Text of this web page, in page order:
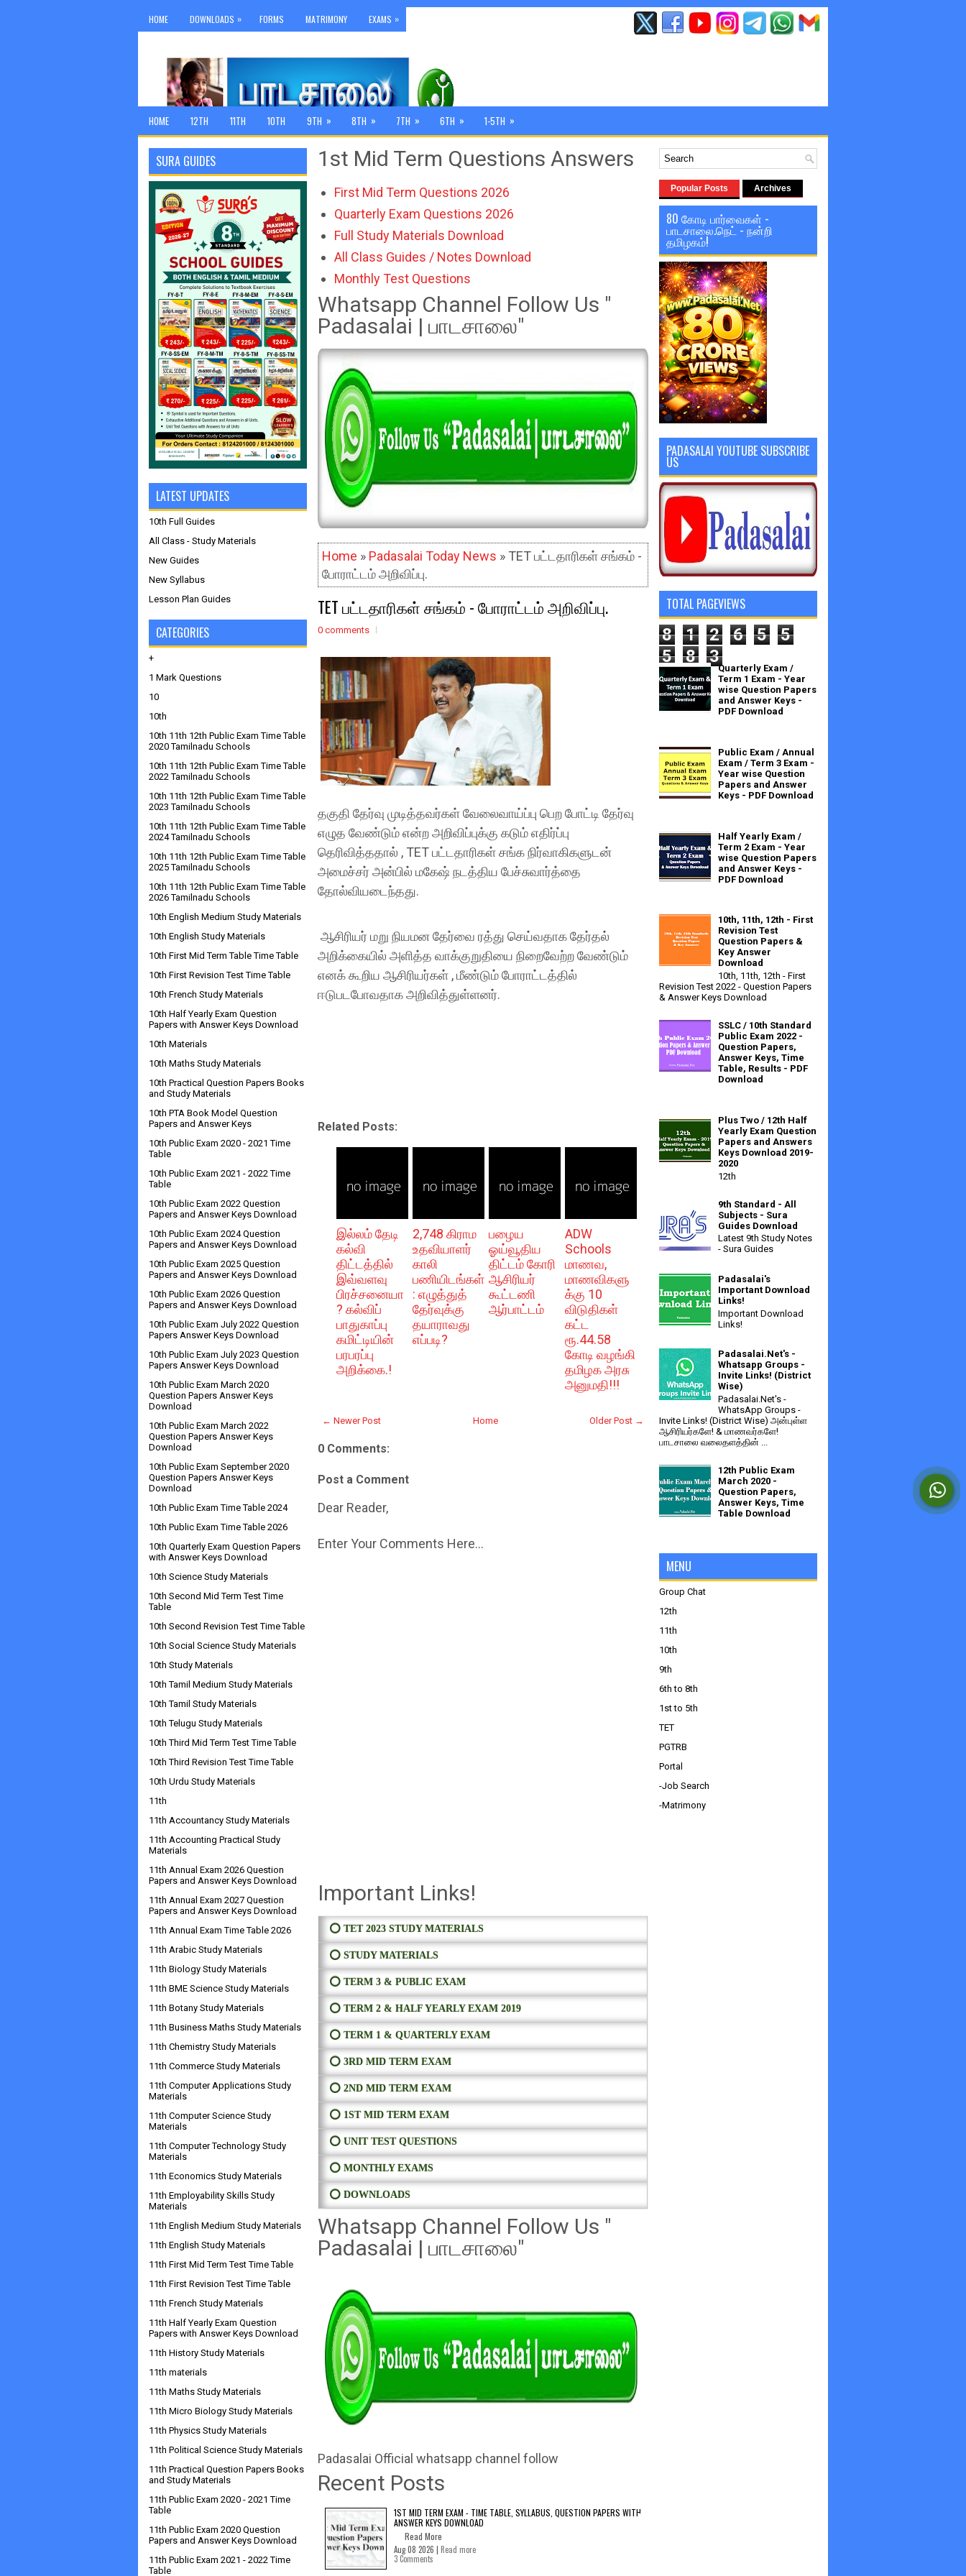
HOME DOWNLOADS » FORMS MATRIMONY EXAMS »
HOME 12TH 11TH 10TH 9TH » 8TH » 7TH » 6TH » 1-5TH »
1st Mid Term Questions Answers
First Mid Term Questions 2026
Quarterly Exam Questions 2026
Full Study Materials Download
All Class Guides / Notes Download
Monthly Test Questions
Whatsapp Channel Follow Us "
Padasalai | பாடசாலை"
Home » Padasalai Today News » TET பட்டதாரிகள் சங்கம் -
போராட்டம் அறிவிப்பு.
TET பட்டதாரிகள் சங்கம் - போராட்டம் அறிவிப்பு.
0 comments
தகுதி தேர்வு முடித்தவர்கள் வேலைவாய்ப்பு பெற போட்டி தேர்வு
எழுத வேண்டும் என்ற அறிவிப்புக்கு கடும் எதிர்ப்பு
தெரிவித்ததால் , TET பட்டதாரிகள் சங்க நிர்வாகிகளுடன்
அமைச்சர் அன்பில் மகேஷ் நடத்திய பேச்சுவார்த்தை
தோல்வியடைந்தது.
ஆசிரியர் மறு நியமன தேர்வை ரத்து செய்வதாக தேர்தல்
அறிக்கையில் அளித்த வாக்குறுதியை நிறைவேற்ற வேண்டும்
எனக் கூறிய ஆசிரியர்கள் , மீண்டும் போராட்டத்தில்
ஈடுபடபோவதாக அறிவித்துள்ளனர்.
Related Posts:
இல்லம் தேடி
கல்வி
திட்டத்தில்
இவ்வளவு
பிரச்சனையா
? கல்விப்
பாதுகாப்பு
கமிட்டியின்
பரபரப்பு
அறிக்கை.!
2,748 கிராம
உதவியாளர்
காலி
பணியிடங்கள்
: எழுத்துத்
தேர்வுக்கு
தயாராவது
எப்படி?
பழைய
ஓய்வூதிய
திட்டம் கோரி
ஆசிரியர்
கூட்டணி
ஆர்பாட்டம்
ADW
Schools
மாணவ,
மாணவிகளு
க்கு 10
விடுதிகள்
கட்ட
ரூ.44.58
கோடி வழங்கி
தமிழக அரசு
அனுமதி!!!
← Newer Post Older Post →
Home
0 Comments:
Post a Comment
Dear Reader,
Enter Your Comments Here...
Important Links!
⭕ TET 2023 STUDY MATERIALS
⭕ STUDY MATERIALS
⭕ TERM 3 & PUBLIC EXAM
⭕ TERM 2 & HALF YEARLY EXAM 2019
⭕ TERM 1 & QUARTERLY EXAM
⭕ 3RD MID TERM EXAM
⭕ 2ND MID TERM EXAM
⭕ 1ST MID TERM EXAM
⭕ UNIT TEST QUESTIONS
⭕ MONTHLY EXAMS
⭕ DOWNLOADS
Whatsapp Channel Follow Us "
Padasalai | பாடசாலை"
Padasalai Official whatsapp channel follow
Recent Posts
1ST MID TERM EXAM - TIME TABLE, SYLLABUS, QUESTION PAPERS WITH
ANSWER KEYS DOWNLOAD
Read More
Aug 08 2026 | Read more
3 Comments
SURA GUIDES
LATEST UPDATES
10th Full Guides
All Class - Study Materials
New Guides
New Syllabus
Lesson Plan Guides
CATEGORIES
+
1 Mark Questions
10
10th
10th 11th 12th Public Exam Time Table
2020 Tamilnadu Schools
10th 11th 12th Public Exam Time Table
2022 Tamilnadu Schools
10th 11th 12th Public Exam Time Table
2023 Tamilnadu Schools
10th 11th 12th Public Exam Time Table
2024 Tamilnadu Schools
10th 11th 12th Public Exam Time Table
2025 Tamilnadu Schools
10th 11th 12th Public Exam Time Table
2026 Tamilnadu Schools
10th English Medium Study Materials
10th English Study Materials
10th First Mid Term Table Time Table
10th First Revision Test Time Table
10th French Study Materials
10th Half Yearly Exam Question
Papers with Answer Keys Download
10th Materials
10th Maths Study Materials
10th Practical Question Papers Books
and Study Materials
10th PTA Book Model Question
Papers and Answer Keys
10th Public Exam 2020 - 2021 Time
Table
10th Public Exam 2021 - 2022 Time
Table
10th Public Exam 2022 Question
Papers and Answer Keys Download
10th Public Exam 2024 Question
Papers and Answer Keys Download
10th Public Exam 2025 Question
Papers and Answer Keys Download
10th Public Exam 2026 Question
Papers and Answer Keys Download
10th Public Exam July 2022 Question
Papers Answer Keys Download
10th Public Exam July 2023 Question
Papers Answer Keys Download
10th Public Exam March 2020
Question Papers Answer Keys
Download
10th Public Exam March 2022
Question Papers Answer Keys
Download
10th Public Exam September 2020
Question Papers Answer Keys
Download
10th Public Exam Time Table 2024
10th Public Exam Time Table 2026
10th Quarterly Exam Question Papers
with Answer Keys Download
10th Science Study Materials
10th Second Mid Term Test Time
Table
10th Second Revision Test Time Table
10th Social Science Study Materials
10th Study Materials
10th Tamil Medium Study Materials
10th Tamil Study Materials
10th Telugu Study Materials
10th Third Mid Term Test Time Table
10th Third Revision Test Time Table
10th Urdu Study Materials
11th
11th Accountancy Study Materials
11th Accounting Practical Study
Materials
11th Annual Exam 2026 Question
Papers and Answer Keys Download
11th Annual Exam 2027 Question
Papers and Answer Keys Download
11th Annual Exam Time Table 2026
11th Arabic Study Materials
11th Biology Study Materials
11th BME Science Study Materials
11th Botany Study Materials
11th Business Maths Study Materials
11th Chemistry Study Materials
11th Commerce Study Materials
11th Computer Applications Study
Materials
11th Computer Science Study
Materials
11th Computer Technology Study
Materials
11th Economics Study Materials
11th Employability Skills Study
Materials
11th English Medium Study Materials
11th English Study Materials
11th First Mid Term Test Time Table
11th First Revision Test Time Table
11th French Study Materials
11th Half Yearly Exam Question
Papers with Answer Keys Download
11th History Study Materials
11th materials
11th Maths Study Materials
11th Micro Biology Study Materials
11th Physics Study Materials
11th Political Science Study Materials
11th Practical Question Papers Books
and Study Materials
11th Public Exam 2020 - 2021 Time
Table
11th Public Exam 2020 Question
Papers and Answer Keys Download
11th Public Exam 2021 - 2022 Time
Table
Popular Posts Archives
80 கோடி பார்வைகள் -
பாடசாலை.நெட் - நன்றி
தமிழகம்!
PADASALAI YOUTUBE SUBSCRIBE
US
TOTAL PAGEVIEWS
8 1 2 6 5
5
5
8 3
Quarterly Exam /
Term 1 Exam - Year
wise Question Papers
and Answer Keys -
PDF Download
Public Exam / Annual
Exam / Term 3 Exam -
Year wise Question
Papers and Answer
Keys - PDF Download
Half Yearly Exam /
Term 2 Exam - Year
wise Question Papers
and Answer Keys -
PDF Download
10th, 11th, 12th - First
Revision Test
Question Papers &
Key Answer
Download
10th, 11th, 12th - First
Revision Test 2022 - Question Papers
& Answer Keys Download
SSLC / 10th Standard
Public Exam 2022 -
Question Papers,
Answer Keys, Time
Table, Results - PDF
Download
Plus Two / 12th Half
Yearly Exam Question
Papers and Answers
Keys Download 2019-
2020
12th
9th Standard - All
Subjects - Sura
Guides Download
Latest 9th Study Notes
- Sura Guides
Padasalai's
Important Download
Links!
Important Download
Links!
Padasalai.Net's -
Whatsapp Groups -
Invite Links! (District
Wise)
Padasalai.Net's -
WhatsApp Groups -
Invite Links! (District Wise) அன்புள்ள
ஆசிரியர்களே! & மாணவர்களே!
பாடசாலை வலைதளத்தின் ...
12th Public Exam
March 2020 -
Question Papers,
Answer Keys, Time
Table Download
MENU
Group Chat
12th
11th
10th
9th
6th to 8th
1st to 5th
TET
PGTRB
Portal
-Job Search
-Matrimony